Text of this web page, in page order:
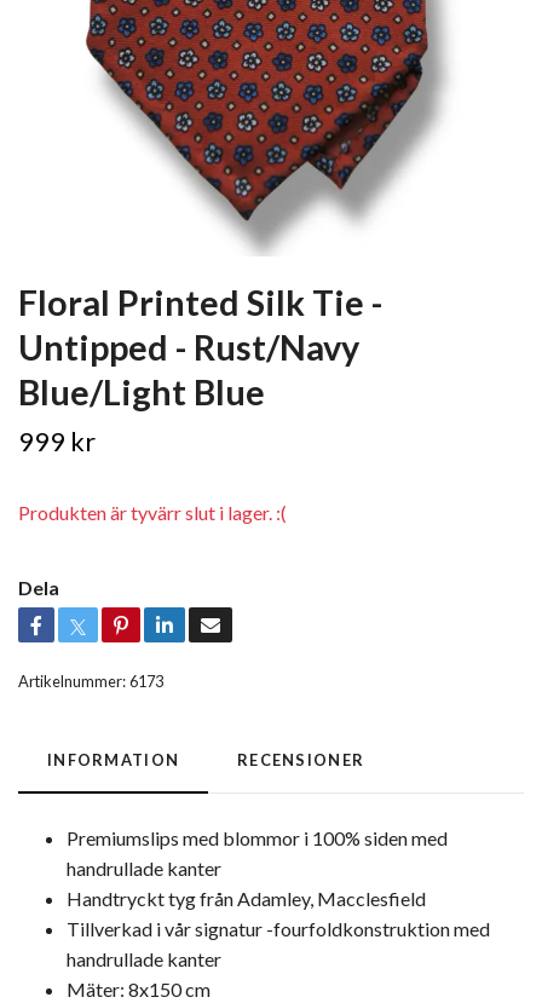
Floral Printed Silk Tie -
Untipped - Rust/Navy
Blue/Light Blue
999 kr
Produkten är tyvärr slut i lager. :(
Dela
Artikelnummer:6173
INFORMATION RECENSIONER
Premiumslips med blommor i 100% siden med
handrullade kanter
Handtryckt tyg från Adamley, Macclesfield
Tillverkad i vår signatur -fourfoldkonstruktion med
handrullade kanter
Mäter: 8x150 cm